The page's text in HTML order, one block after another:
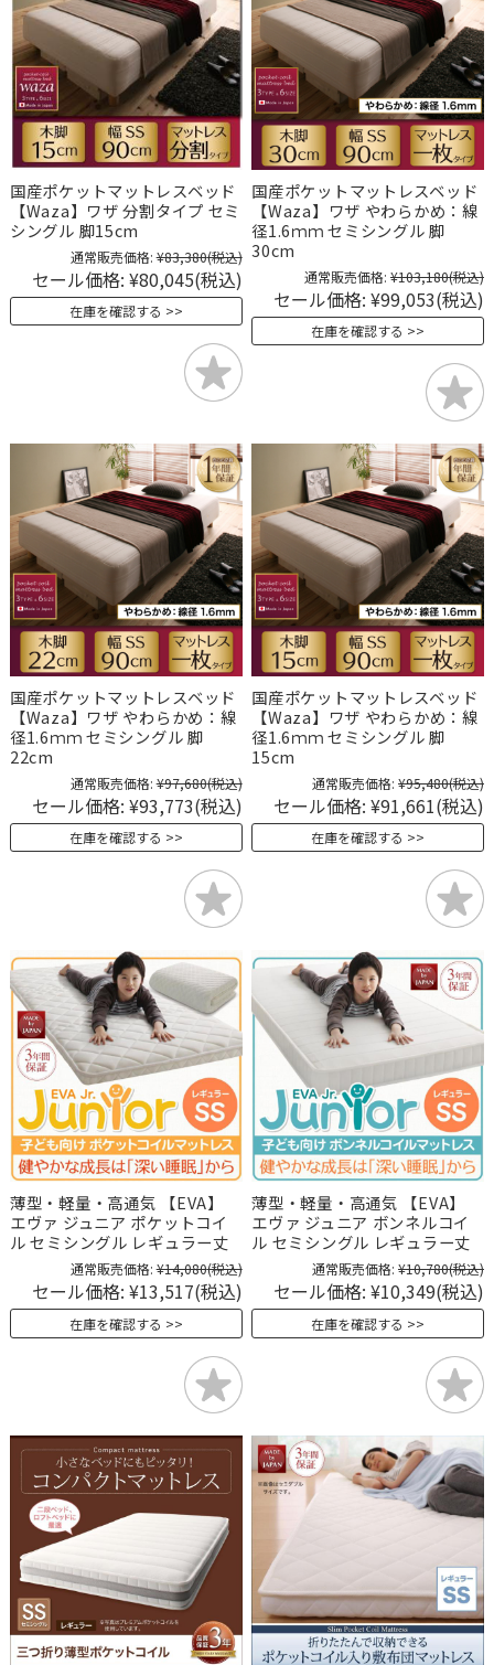
国産ポケットマットレスベッド
【Waza】ワザ 分割タイプ セミ
シングル 脚15cm
通常販売価格: ¥83,380(税込)
セール価格: ¥80,045(税込)
在庫を確認する
国産ポケットマットレスベッド
【Waza】ワザ やわらかめ：線
径1.6ｍｍ セミシングル 脚
30cm
通常販売価格: ¥103,180(税込)
セール価格: ¥99,053(税込)
在庫を確認する
国産ポケットマットレスベッド
【Waza】ワザ やわらかめ：線
径1.6ｍｍ セミシングル 脚
22cm
通常販売価格: ¥97,680(税込)
セール価格: ¥93,773(税込)
在庫を確認する
国産ポケットマットレスベッド
【Waza】ワザ やわらかめ：線
径1.6ｍｍ セミシングル 脚
15cm
通常販売価格: ¥95,480(税込)
セール価格: ¥91,661(税込)
在庫を確認する
薄型・軽量・高通気 【EVA】
エヴァ ジュニア ポケットコイ
ル セミシングル レギュラー丈
通常販売価格: ¥14,080(税込)
セール価格: ¥13,517(税込)
在庫を確認する
薄型・軽量・高通気 【EVA】
エヴァ ジュニア ボンネルコイ
ル セミシングル レギュラー丈
通常販売価格: ¥10,780(税込)
セール価格: ¥10,349(税込)
在庫を確認する